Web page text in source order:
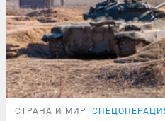
СТРАНА И МИР